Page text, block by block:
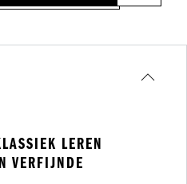
LEREN
VERFIJNDE